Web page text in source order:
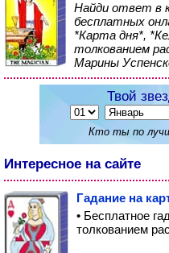
Найди ответ в
бесплатных
*Карта дня*,
толкованием
Марины
Твой
Кто ты по
Интересное на сайте
Гадание на
• Бесплатное
толкованием